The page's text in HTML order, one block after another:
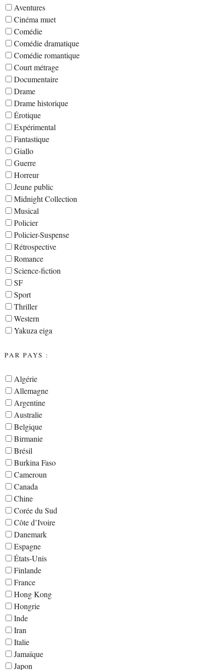
Aventures
Cinéma muet
Comédie
Comédie dramatique
Comédie romantique
Court métrage
Documentaire
Drame
Drame historique
Érotique
Expérimental
Fantastique
Giallo
Guerre
Horreur
Jeune public
Midnight Collection
Musical
Policier
Policier-Suspense
Rétrospective
Romance
Science-fiction
SF
Sport
Thriller
Western
Yakuza eiga
PAR PAYS :
Algérie
Allemagne
Argentine
Australie
Belgique
Birmanie
Brésil
Burkina Faso
Cameroun
Canada
Chine
Corée du Sud
Côte d’Ivoire
Danemark
Espagne
États-Unis
Finlande
France
Hong Kong
Hongrie
Inde
Iran
Italie
Jamaïque
Japon